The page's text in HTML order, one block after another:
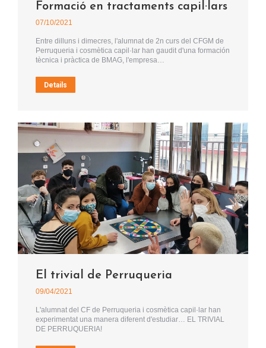
Formació en tractaments capil·lars
07/10/2021
Entre dilluns i dimecres, l'alumnat de 2n curs del CFGM de
Perruqueria i cosmètica capil·lar han gaudit d'una formación
tècnica i pràctica de BMAG, l'empresa…
Details
El trivial de Perruqueria
09/04/2021
L'alumnat del CF de Perruqueria i cosmètica capil·lar han
experimentat una manera diferent d'estudiar… EL TRIVIAL
DE PERRUQUERIA!